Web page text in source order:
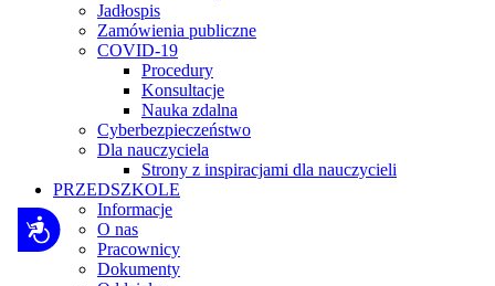
Dostępność
Jadłospis
Zamówienia publiczne
COVID-19
Procedury
Konsultacje
Nauka zdalna
Cyberbezpieczeństwo
Dla nauczyciela
Strony z inspiracjami dla nauczycieli
PRZEDSZKOLE
Informacje
O nas
Pracownicy
Dokumenty